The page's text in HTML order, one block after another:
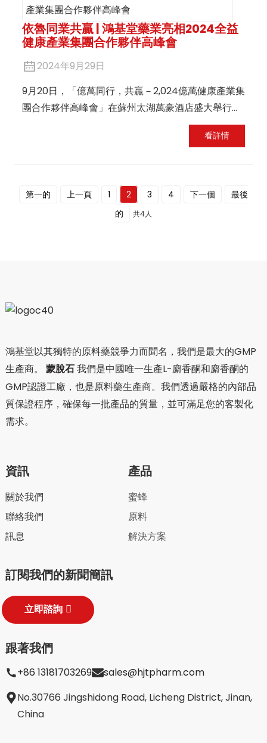
依魯同業共贏 | 鴻基堂藥業亮相2024全益
健康產業集團合作夥伴高峰會
2024年9月29日
9月20日，「億萬同行，共贏－2,024億萬健康產業集
團合作夥伴高峰會」在蘇州太湖萬豪酒店盛大舉行。
來自全國各地的合作夥伴和全益健康高層齊聚一堂，
共同探討健康產業發展的新藍圖。身為全益健康的策
看詳情
第一的 上一頁 1 2 3 4 下一個
最後
的
共4人
鴻基堂以其獨特的原料藥競爭力而聞名，我們是最大的GMP
生產商。 蒙脫石我們是中國唯一生產L-麝香酮和麝香酮的
GMP認證工廠，也是原料藥生產商。我們透過嚴格的內部品
質保證程序，確保每一批產品的質量，並可滿足您的客製化
需求。
資訊
關於我們
聯絡我們
訊息
產品
蜜蜂
原料
解決方案
訂閱我們的新聞簡訊
立即諮詢
跟著我們
+86 13181703269
sales@hjtpharm.com
No.30766 Jingshidong Road, Licheng District, Jinan,
China